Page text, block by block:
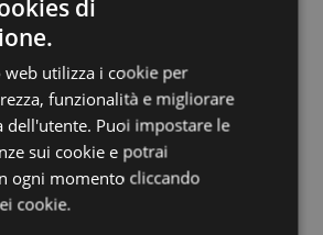
Prodotto
Crociate
e Metallo
su come inoltrare un ordine
internet di Puckator?
di
web utilizza i cookie per
funzionalità e migliorare
dell'utente. Puoi impostare le
sui cookie e potrai
ogni momento cliccando
cookie.